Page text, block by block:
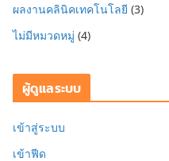
ผลงานคลินิคเทคโนโลยี (3)
ไม่มีหมวดหมู่ (4)
ผู้ดูแลระบบ
เข้าสู่ระบบ
เข้าฟีด